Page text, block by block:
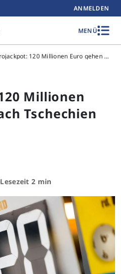
ANMELDEN
MENÜ
Eurojackpot: 120 Millionen Euro gehen nach Tschechien
Millionen
Tschechien
Lesezeit 2 min